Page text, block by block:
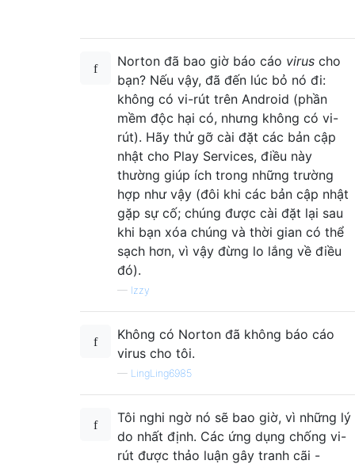
Norton đã bao giờ báo cáo virus cho
bạn? Nếu vậy, đã đến lúc bỏ nó đi:
không có vi-rút trên Android (phần
mềm độc hại có, nhưng không có vi-
rút). Hãy thử gỡ cài đặt các bản cập
nhật cho Play Services, điều này
thường giúp ích trong những trường
hợp như vậy (đôi khi các bản cập nhật
gặp sự cố; chúng được cài đặt lại sau
khi bạn xóa chúng và thời gian có thể
sạch hơn, vì vậy đừng lo lắng về điều
đó).
— Izzy
Không có Norton đã không báo cáo
virus cho tôi.
— LingLing6985
Tôi nghi ngờ nó sẽ bao giờ, vì những lý
do nhất định. Các ứng dụng chống vi-
rút được thảo luận gây tranh cãi -